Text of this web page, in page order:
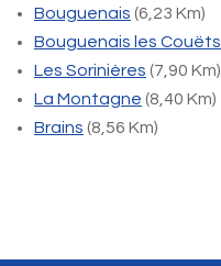
Bouguenais (6,23 Km)
Bouguenais les Couëts
Les Sorinières (7,90 Km)
La Montagne (8,40 Km)
Brains (8,56 Km)